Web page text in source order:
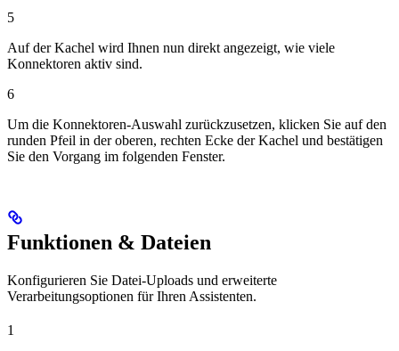
5
Auf der Kachel wird Ihnen nun direkt angezeigt, wie viele
Konnektoren aktiv sind.
6
Um die Konnektoren-Auswahl zurückzusetzen, klicken Sie auf den
runden Pfeil in der oberen, rechten Ecke der Kachel und bestätigen
Sie den Vorgang im folgenden Fenster.
Funktionen & Dateien
Konfigurieren Sie Datei-Uploads und erweiterte
Verarbeitungsoptionen für Ihren Assistenten.
1